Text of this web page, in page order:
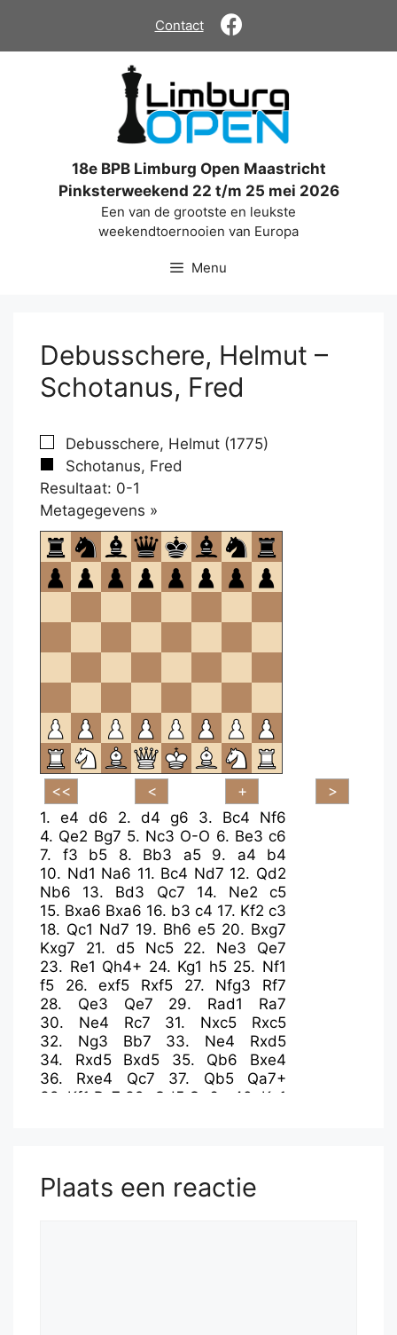
de
Contact
18e BPB Limburg Open Maastricht
Pinksterweekend 22 t/m 25 mei 2026
Een van de grootste en leukste
weekendtoernooien van Europa
Menu
Debusschere, Helmut –
Schotanus, Fred
Debusschere, Helmut (1775)
Schotanus, Fred
Resultaat: 0-1
Metagegevens »
om
te
openen.
1. e4 d6 2. d4 g6 3. Bc4
Nf6
4. Qe2 Bg7 5. Nc3 O-O 6. Be3 c6
7. f3 b5 8. Bb3 a5 9. a4
b4
10. Nd1 Na6 11. Bc4 Nd7 12. Qd2
Nb6
13. Bd3 Qc7 14. Ne2
c5
15. Bxa6 Bxa6 16. b3 c4 17. Kf2 c3
18. Qc1 Nd7 19. Bh6 e5 20. Bxg7
Kxg7
21. d5 Nc5 22. Ne3
Qe7
23. Re1 Qh4+ 24. Kg1 h5 25. Nf1
f5
26.exf5 Rxf5 27. Nfg3
Rf7
28. Qe3 Qe7 29. Rad1
Ra7
30. Ne4 Rc7 31. Nxc5
Rxc5
32. Ng3 Bb7 33. Ne4
Rxd5
34. Rxd5 Bxd5 35. Qb6
Bxe4
36. Rxe4 Qc7 37. Qb5
Qa7+
38. Kf1 Rc7 39. Qd5 Qa6+ 40. Ke1
Plaats een reactie